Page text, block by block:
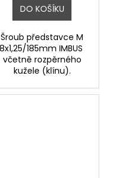
DO KOŠÍKU
Šroub představce M
8x1,25/185mm IMBUS
včetně rozpěrného
kužele (klínu).